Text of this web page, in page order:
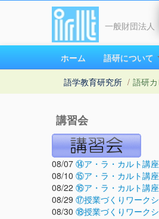
一般財団法人
ホーム 語研について
語学教育研究所 / 語研
講習会
08/07 ⑭ア・ラ・カルト講
08/10 ⑮ア・ラ・カルト講
08/22 ⑯ア・ラ・カルト講
08/29 ⑰授業づくりワーク
08/30 ⑱授業づくりワーク